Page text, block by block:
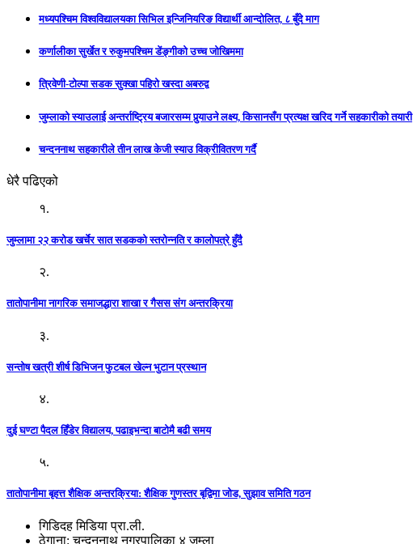
मध्यपश्चिम विश्वविद्यालयका सिभिल इन्जिनियरिङ विद्यार्थी आन्दोलित, ८ बुँदे माग
कर्णालीका सुर्खेत र रुकुमपश्चिम डेंङ्गीको उच्च जोखिममा
त्रिवेणी-टोल्पा सडक सुक्खा पहिरो खस्दा अबरुद्व
जुम्लाको स्याउलाई अन्तर्राष्ट्रिय बजारसम्म पुर्‍याउने लक्ष्य, किसानसँग प्रत्यक्ष खरिद गर्ने सहकारीको तयारी
चन्दननाथ सहकारीले तीन लाख केजी स्याउ विक्रीवितरण गर्दै
धेरै पढिएको
१.
जुम्लामा २२ करोड खर्चेर सात सडकको स्तरोन्नति र कालोपत्रे हुँदै
२.
तातोपानीमा नागरिक समाजद्धारा शाखा र गैसस संग अन्तरक्रिया
३.
सन्तोष खत्री शीर्ष डिभिजन फुटबल खेल्न भुटान प्रस्थान
४.
दुई घण्टा पैदल हिँडेर विद्यालय, पढाइभन्दा बाटोमै बढी समय
५.
तातोपानीमा बृहत्त शैक्षिक अन्तरक्रिया: शैक्षिक गुणस्तर बृद्विमा जोड, सुझाव समिति गठन
गिडिदह मिडिया प्रा.ली.
ठेगाना: चन्दननाथ नगरपालिका ४ जुम्ला